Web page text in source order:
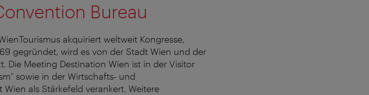
Bureau
akquiriert weltweit Kongresse,
gegründet, wird es von der Stadt Wien und der
Die Meeting Destination Wien ist in der Visitor
sowie in der Wirtschafts- und
als Stärkefeld verankert. Weitere